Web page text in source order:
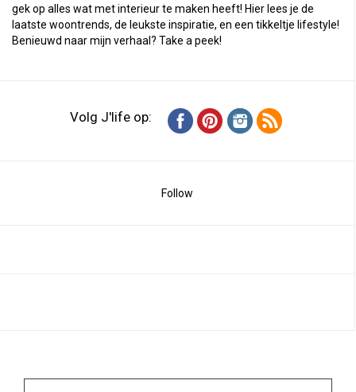
gek op alles wat met interieur te maken heeft! Hier lees je de
laatste woontrends, de leukste inspiratie, en een tikkeltje lifestyle!
Benieuwd naar mijn verhaal? Take a peek!
Volg J'life op:
Follow